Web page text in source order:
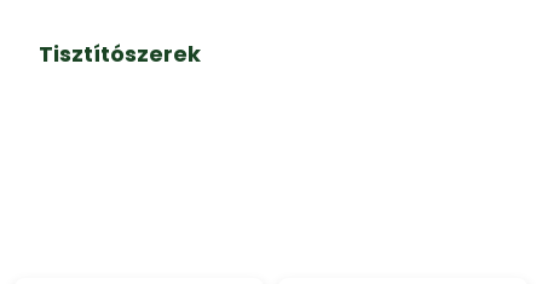
Tisztítószerek